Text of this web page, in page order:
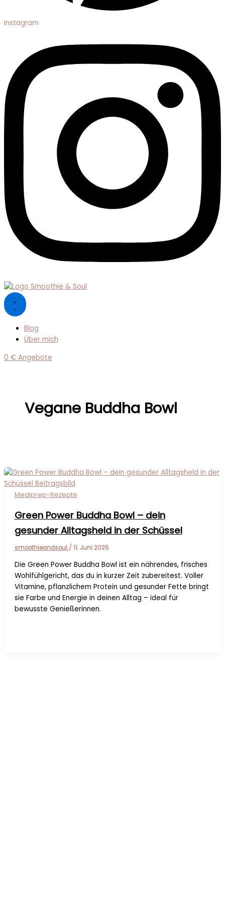
Instagram
Blog
Über mich
0 € Angebote
Vegane Buddha Bowl
Mealprep-Rezepte
Green Power Buddha Bowl – dein
gesunder Alltagsheld in der Schüssel
smoothieandsoul / 11. Juni 2025
Die Green Power Buddha Bowl ist ein nährendes, frisches
Wohlfühlgericht, das du in kurzer Zeit zubereitest. Voller
Vitamine, pflanzlichem Protein und gesunder Fette bringt
sie Farbe und Energie in deinen Alltag – ideal für
bewusste Genießerinnen.